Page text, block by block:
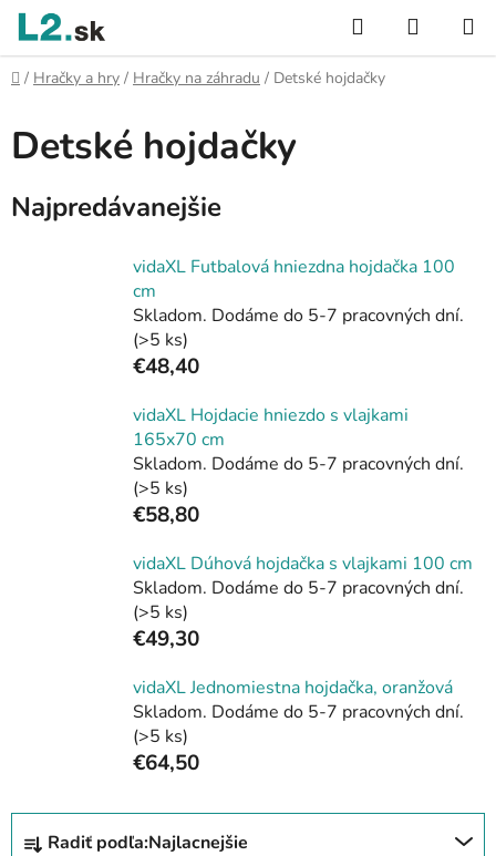
Prejsť
obsah
Hľadať
KOŠÍK
Domov
/ Hračky a hry / Hračky na záhradu / Detské hojdačky
Detské hojdačky
Najpredávanejšie
vidaXL Futbalová hniezdna hojdačka 100
cm
Skladom. Dodáme do 5-7 pracovných dní.
(>5 ks)
€48,40
vidaXL Hojdacie hniezdo s vlajkami
165x70 cm
Skladom. Dodáme do 5-7 pracovných dní.
(>5 ks)
€58,80
vidaXL Dúhová hojdačka s vlajkami 100 cm
Skladom. Dodáme do 5-7 pracovných dní.
(>5 ks)
€49,30
vidaXL Jednomiestna hojdačka, oranžová
Skladom. Dodáme do 5-7 pracovných dní.
(>5 ks)
€64,50
R
Radiť podľa:Najlacnejšie